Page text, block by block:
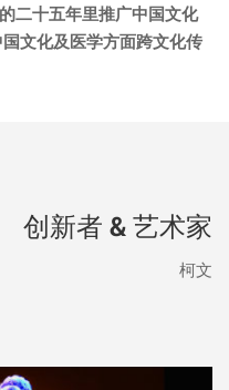
二十五年里推广中国文化
文化及医学方面跨文化传
创新者 & 艺术家
柯文